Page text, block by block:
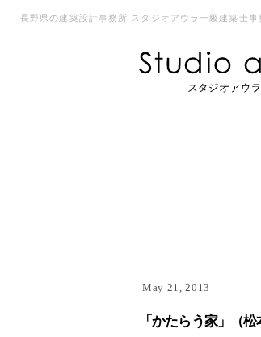
長野県の建築設計事務所 スタジオアウラ一級建築士事
May 21, 2013
「かたらう家」（